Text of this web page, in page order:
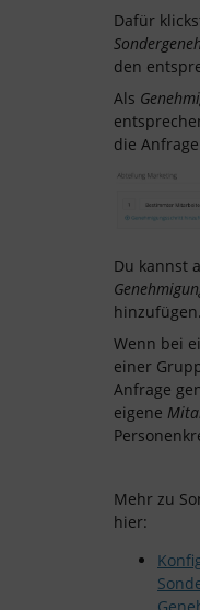
Dafür
den
Als
die
Du kannst
hinzufügen.
Wenn bei
einer
Anfrage
eigene
Mehr zu
hier: